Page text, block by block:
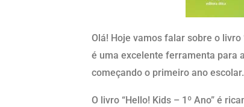
Olá! Hoje vamos falar sobre o livro
é uma excelente ferramenta para
começando o primeiro ano escolar.
O livro “Hello! Kids – 1º Ano” é